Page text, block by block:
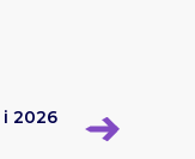
2026